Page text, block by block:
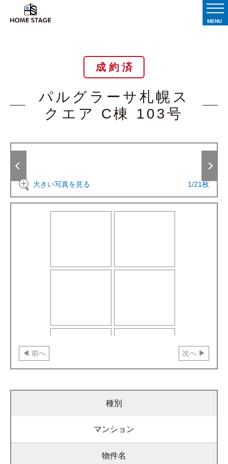
MENU
成 約 済
パルグラーサ札幌ス
クエア C棟 103号
大きい写真を見る 1/21枚
前へ 次へ
種別
マンション
物件名